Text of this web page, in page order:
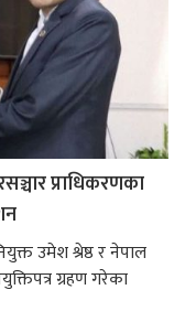
प्राधिकरणका
उमेश श्रेष्ठ र नेपाल
ग्रहण गरेका